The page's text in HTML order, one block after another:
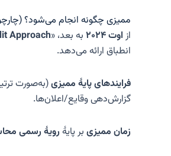
ممیزی چگونه انجام می‌شود؟
از اوت ۲۰۲۴ به بعد، «Approach
انطباق ارائه می‌دهد.
فرایندهای پایهٔ ممیزی(به‌صورت
گزارش‌دهی وقایع/اعلان‌ها.
زمان ممیزی بر پایهٔرویهٔ رسمی